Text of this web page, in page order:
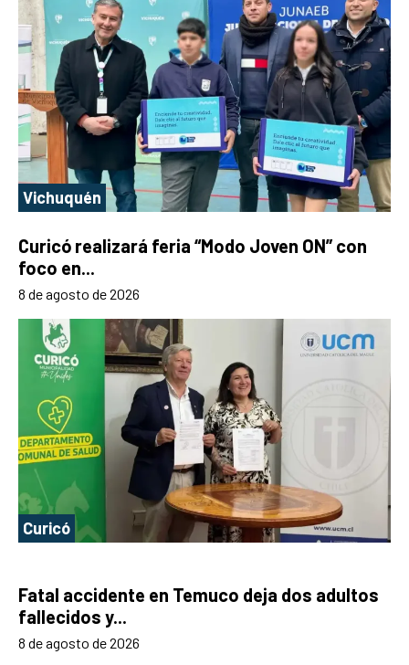
Vichuquén
Curicó realizará feria “Modo Joven ON” con
foco en...
8 de agosto de 2026
Curicó
Fatal accidente en Temuco deja dos adultos
fallecidos y...
8 de agosto de 2026